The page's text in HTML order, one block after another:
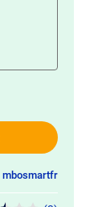
mbosmartfr